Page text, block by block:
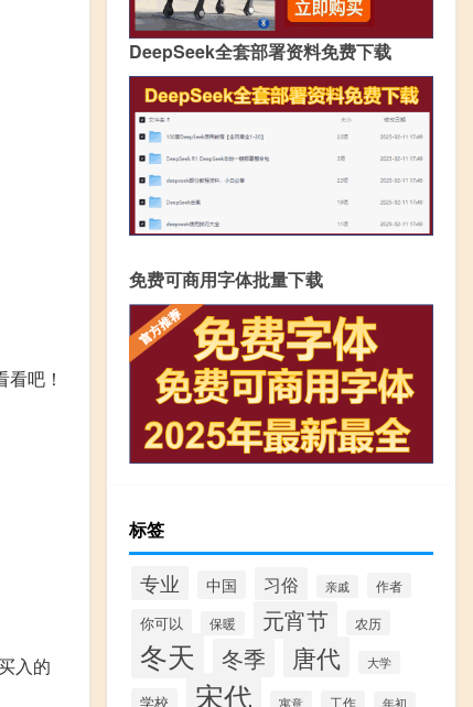
吧！
入的
DeepSeek全套部署资料免费下载
免费可商用字体批量下载
标签
专业 中国 习俗 亲戚 作者
你可以 保暖 元宵节 农历
冬天 冬季 唐代 大学
学校 宋代 寓意 工作 年初